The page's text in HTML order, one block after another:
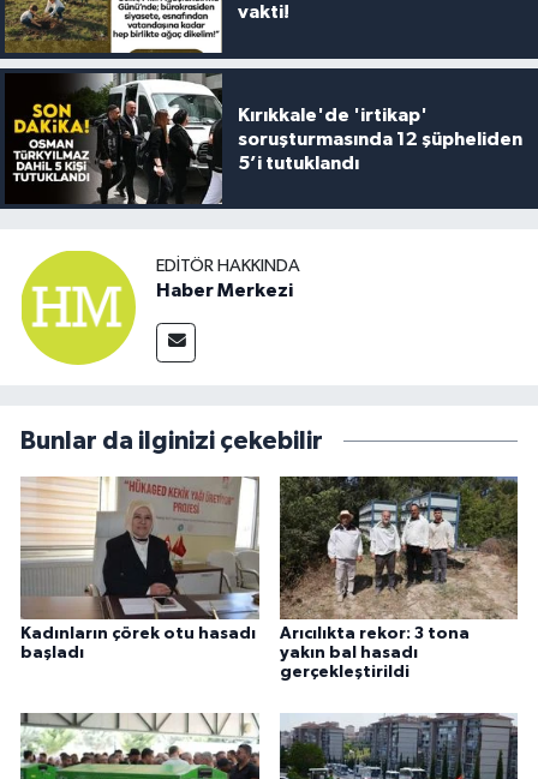
vakti!
Kırıkkale'de 'irtikap'
soruşturmasında 12 şüpheliden
5’i tutuklandı
EDITÖR HAKKINDA
Haber Merkezi
Bunlar da ilginizi çekebilir
Kadınların çörek otu hasadı
başladı
Arıcılıkta rekor: 3 tona
yakın bal hasadı
gerçekleştirildi